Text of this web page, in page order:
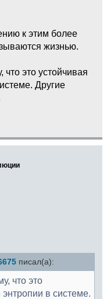
к этим более
жизнью.
это устойчивая
Другие
писал(а):
что это
в системе.